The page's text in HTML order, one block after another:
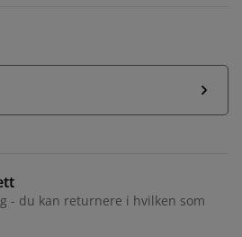
- du kan returnere i hvilken som